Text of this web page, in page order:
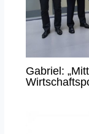
Gabriel: